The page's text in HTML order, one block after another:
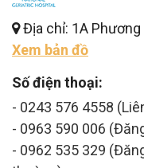
Địa chỉ: 1A Phương
Xem bản đồ
Số điện thoại:
- 0243 576 4558
- 0963 590 006
- 0962 535 329